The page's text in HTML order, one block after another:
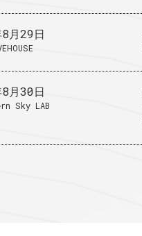
月29日
月30日
Sky LAB